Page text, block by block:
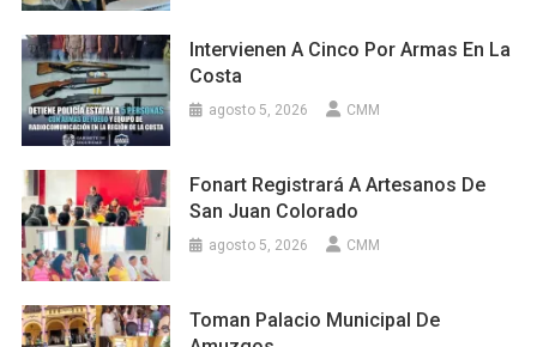
Intervienen A Cinco Por Armas En La
Costa
agosto 5, 2026 CMM
Fonart Registrará A Artesanos De
San Juan Colorado
agosto 5, 2026 CMM
Toman Palacio Municipal De